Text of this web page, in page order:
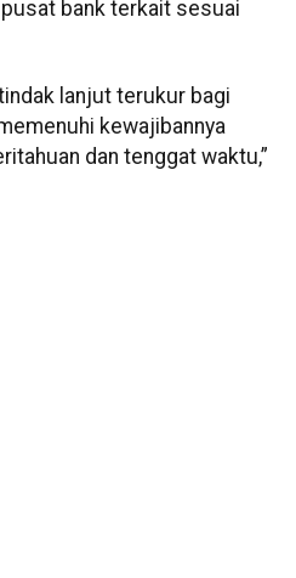
bank terkait sesuai
lanjut terukur bagi
kewajibannya
dan tenggat waktu,”